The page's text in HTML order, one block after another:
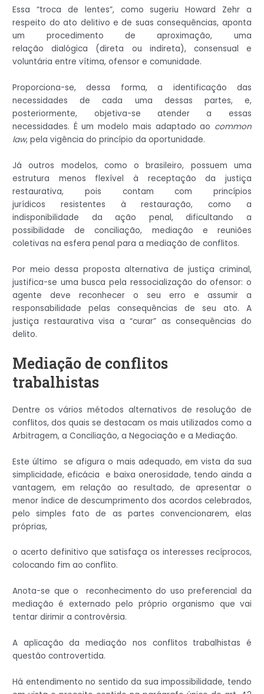
Essa “troca de lentes”, como sugeriu Howard Zehr a
respeito do ato delitivo e de suas consequências, aponta
um procedimento de aproximação, uma
relação dialógica (direta ou indireta), consensual e
voluntária entre vítima, ofensor e comunidade.
Proporciona-se, dessa forma, a identificação das
necessidades de cada uma dessas partes, e,
posteriormente, objetiva-se atender a essas
necessidades. É um modelo mais adaptado ao common
law, pela vigência do princípio da oportunidade.
Já outros modelos, como o brasileiro, possuem uma
estrutura menos flexível à receptação da justiça
restaurativa, pois contam com princípios
jurídicos resistentes à restauração, como a
indisponibilidade da ação penal, dificultando a
possibilidade de conciliação, mediação e reuniões
coletivas na esfera penal para a mediação de conflitos.
Por meio dessa proposta alternativa de justiça criminal,
justifica-se uma busca pela ressocialização do ofensor: o
agente deve reconhecer o seu erro e assumir a
responsabilidade pelas consequências de seu ato. A
justiça restaurativa visa a “curar” as consequências do
delito.
Mediação de conflitos
trabalhistas
Dentre os vários métodos alternativos de resolução de
conflitos, dos quais se destacam os mais utilizados como a
Arbitragem, a Conciliação, a Negociação e a Mediação.
Este último se afigura o mais adequado, em vista da sua
simplicidade, eficácia e baixa onerosidade, tendo ainda a
vantagem, em relação ao resultado, de apresentar o
menor índice de descumprimento dos acordos celebrados,
pelo simples fato de as partes convencionarem, elas
próprias,
o acerto definitivo que satisfaça os interesses recíprocos,
colocando fim ao conflito.
Anota-se que o reconhecimento do uso preferencial da
mediação é externado pelo próprio organismo que vai
tentar dirimir a controvérsia.
A aplicação da mediação nos conflitos trabalhistas é
questão controvertida.
Há entendimento no sentido da sua impossibilidade, tendo